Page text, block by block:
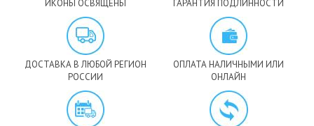
ИКОНЫ ОСВЯЩЕНЫ ГАРАНТИЯ ПОДЛИННОСТИ
ДОСТАВКА В ЛЮБОЙ РЕГИОН
РОССИИ
ОПЛАТА НАЛИЧНЫМИ ИЛИ
ОНЛАЙН